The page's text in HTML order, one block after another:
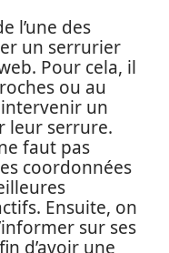
l’une des
un serrurier
Pour cela, il
ou au
un
leur serrure.
faut pas
coordonnées
Ensuite, on
sur ses
d’avoir une